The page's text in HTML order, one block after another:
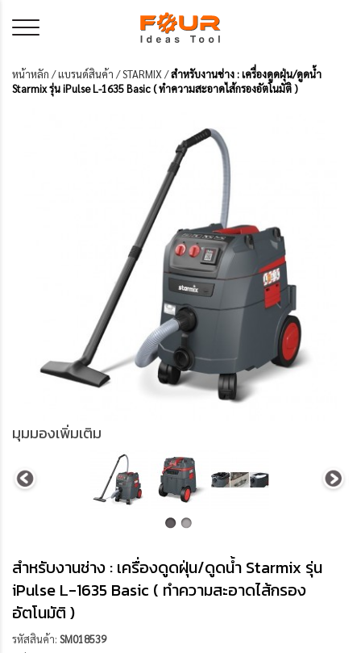
หน้าหลัก /แบรนด์สินค้า /STARMIX /สำหรับงานช่าง : เครื่องดูดฝุ่น/ดูดน้ำ
Starmix รุ่น iPulse L-1635 Basic ( ทำความสะอาดไส้กรองอัตโนมัติ )
มุมมองเพิ่มเติม
สำหรับงานช่าง : เครื่องดูดฝุ่น/ดูดน้ำ Starmix รุ่น
iPulse L-1635 Basic ( ทำความสะอาดไส้กรอง
อัตโนมัติ )
รหัสสินค้า: SM018539